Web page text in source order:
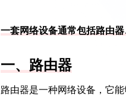
一套网络设备通常包括路由
一、路由器
路由器是一种网络设备，它